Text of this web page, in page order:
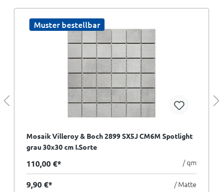
Muster bestellbar
Mosaik Villeroy & Boch 2899 SX5J CM6M Spotlight
grau 30x30 cm I.Sorte
110,00 €* / qm
9,90 €* / Matte